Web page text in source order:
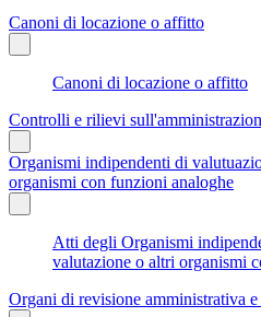
Canoni di locazione o affitto
Canoni di locazione o affitto
Controlli e rilievi
Organismi indipendenti di
organismi con funzioni analoghe
Atti degli Organismi
valutazione o altri organismi
Organi di revisione amministrativa